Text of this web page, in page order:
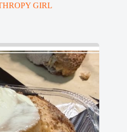
GIRL